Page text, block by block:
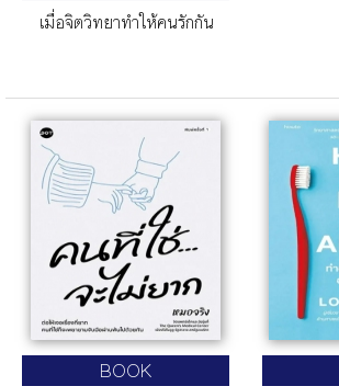
เมื่อจิตวิทยาทำให้คนรักกัน
BOOK